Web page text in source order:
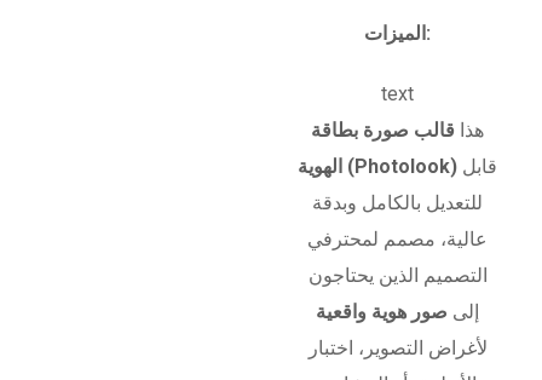
الميزات:
text
هذا قالب صورة بطاقة
الهوية (Photolook)
للتعديل بالكامل وبدقة
عالية، مصمم لمحترفي
التصميم الذين يحتاجون
إلى صور هوية واقعية
لأغراض التصوير، اختبار